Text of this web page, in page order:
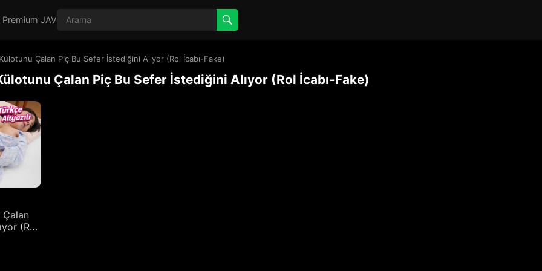
JAV
Çalan Piç Bu Sefer İstediğini Alıyor (Rol İcabı-Fake)
Çalan Piç Bu Sefer İstediğini Alıyor (Rol İcabı-Fake)
Çalan
(Rol